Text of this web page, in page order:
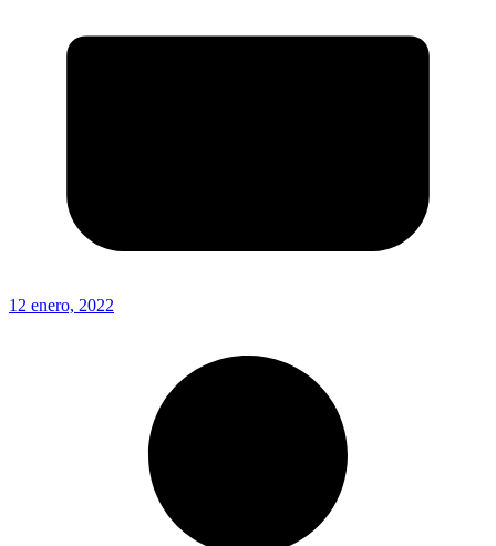
12 enero, 2022